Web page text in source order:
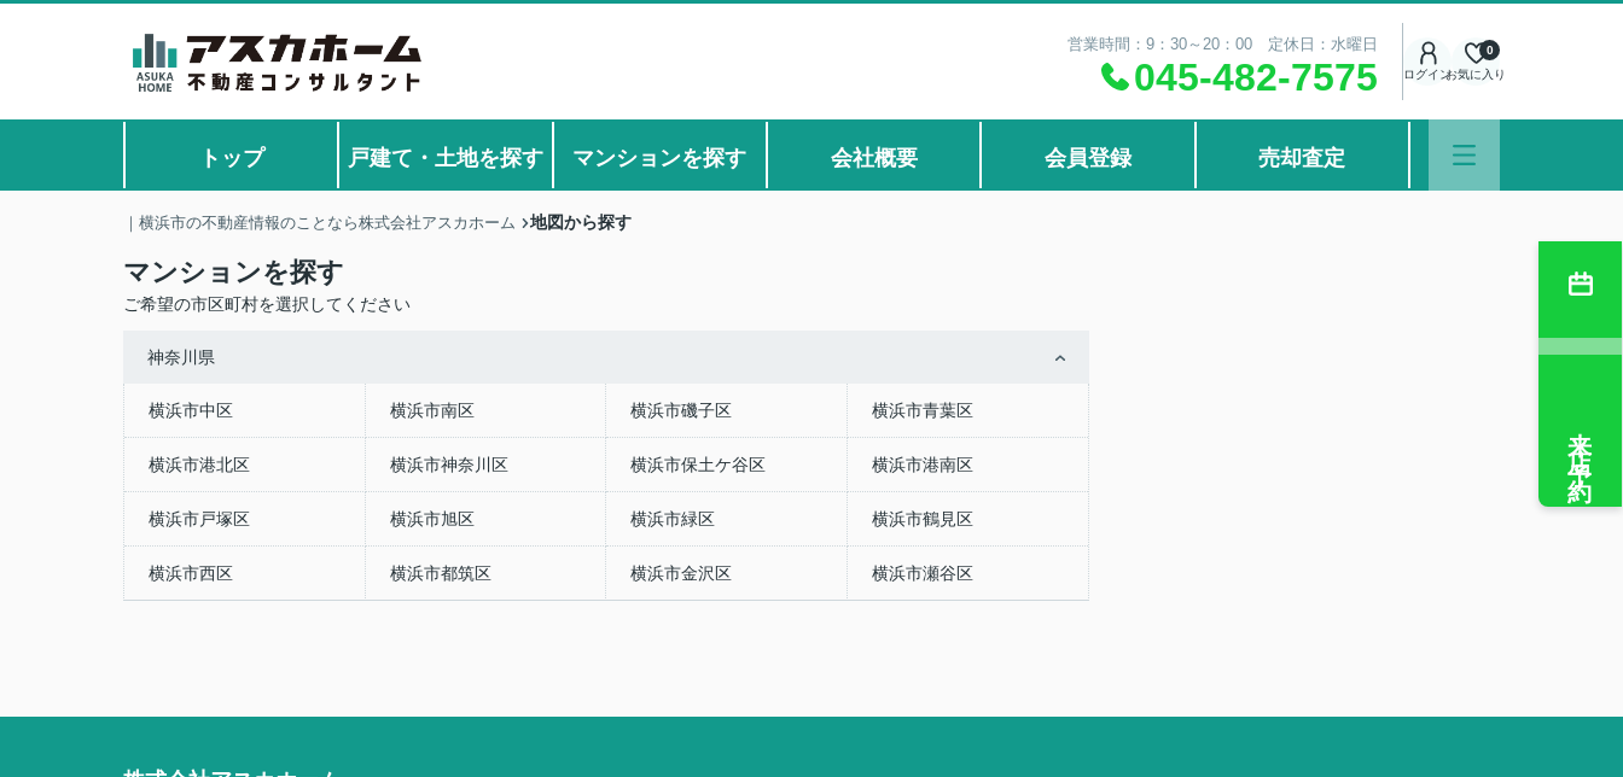
営業時間：9：30～20：00 定休日：水曜日
045-482-7575 ログインお気に入り
0
トップ 戸建て・土地を探す マンションを探す 会社概要 会員登録 売却査定
｜横浜市の不動産情報のことなら株式会社アスカホーム 地図から探す
マンションを探す
ご希望の市区町村を選択してください
神奈川県
横浜市中区 横浜市南区 横浜市磯子区 横浜市青葉区
横浜市港北区 横浜市神奈川区 横浜市保土ケ谷区 横浜市港南区
横浜市戸塚区 横浜市旭区 横浜市緑区 横浜市鶴見区
横浜市西区 横浜市都筑区 横浜市金沢区 横浜市瀬谷区
来店予約